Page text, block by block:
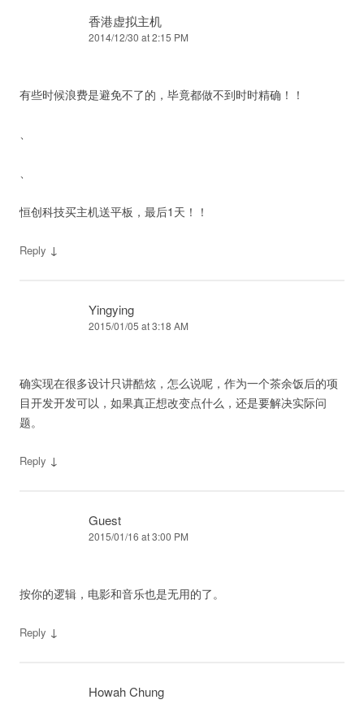
香港虚拟主机
2014/12/30 at 2:15 PM
有些时候浪费是避免不了的，毕竟都做不到时时精确！！
、
、
恒创科技买主机送平板，最后1天！！
Reply ↓
Yingying
2015/01/05 at 3:18 AM
确实现在很多设计只讲酷炫，怎么说呢，作为一个茶余饭后的项
目开发开发可以，如果真正想改变点什么，还是要解决实际问
题。
Reply ↓
Guest
2015/01/16 at 3:00 PM
按你的逻辑，电影和音乐也是无用的了。
Reply ↓
Howah Chung